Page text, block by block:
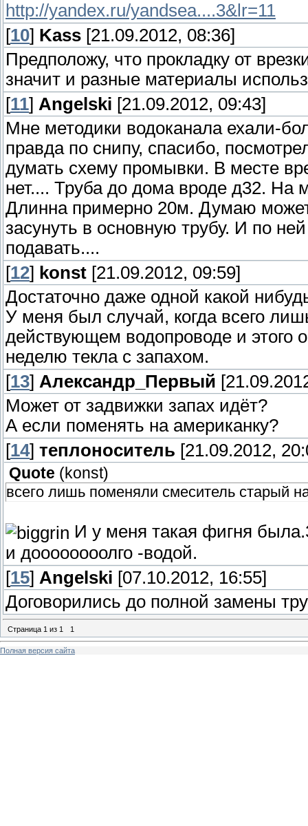
http://yandex.ru/yandsea....3&lr=11
[10] Kass [21.09.2012, 08:36]
Предположу, что прокладку от
значит и разные материалы
[11] Angelski [21.09.2012, 09:43]
Мне методики водоканала ехали-
правда по снипу, спасибо,
думать схему промывки. В месте
нет.... Труба до дома вроде д32. На
Длинна примерно 20м. Думаю
засунуть в основную трубу. И по
подавать....
[12] konst [21.09.2012, 09:59]
Достаточно даже одной какой
У меня был случай, когда всего
действующем водопроводе и этого
неделю текла с запахом.
[13] Александр_Первый
Может от задвижки запах идёт?
А если поменять на американку?
[14] теплоноситель [21.09.2012,
Quote (konst)
всего лишь поменяли смеситель старый
И у меня такая фигня
и доооооооолго -водой.
[15] Angelski [07.10.2012, 16:55]
Договорились до полной замены
Страница 1 из 1 1
Полная версия сайта